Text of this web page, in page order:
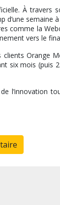
À travers
semaine
comme la
vers le
clients Orange
six mois (puis